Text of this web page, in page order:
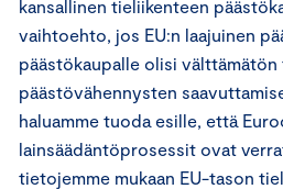
kansallinen tieliikenteen
vaihtoehto, jos EU:n laajuinen
päästökaupalle olisi
päästövähennysten
haluamme tuoda esille, että
lainsäädäntöprosessit ovat
tietojemme mukaan EU-tason